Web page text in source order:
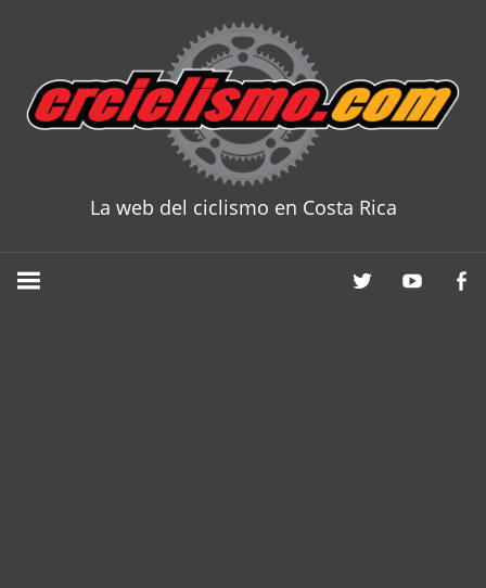
content
La web del ciclismo en Costa Rica